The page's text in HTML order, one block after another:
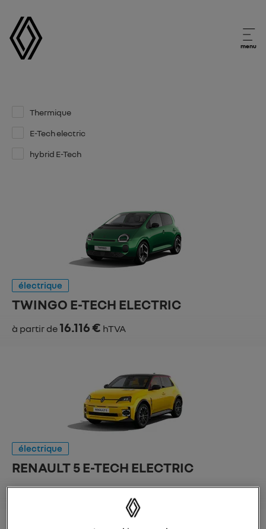
menu
Thermique
E-Tech electric
hybrid E-Tech
électrique
TWINGO E-TECH ELECTRIC
à partir de 16.116 € hTVA
électrique
RENAULT 5 E-TECH ELECTRIC
à partir de21.150 €hTVA